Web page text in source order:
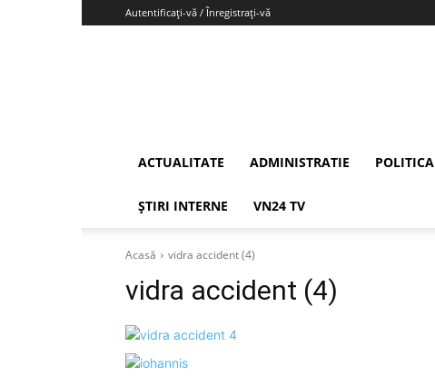
Autentificați-vă / Înregistrați-vă
ACTUALITATE ADMINISTRATIE POLITICA
ȘTIRI INTERNE VN24 TV
Acasă vidra accident (4)
vidra accident (4)